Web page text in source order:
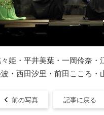
々姫・平井美葉・一岡伶奈
・西田汐里・前田こころ・
前の写真 記事に戻る